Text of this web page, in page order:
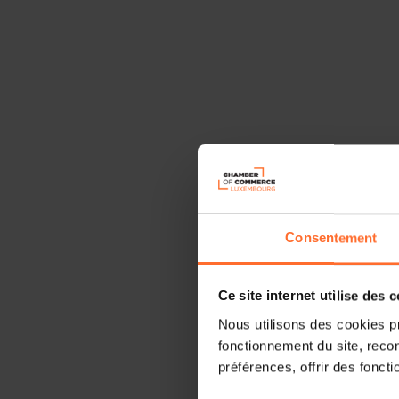
Consentement
Ce site internet utilise des
Nous utilisons des cookies
fonctionnement du site,
préférences, offrir des